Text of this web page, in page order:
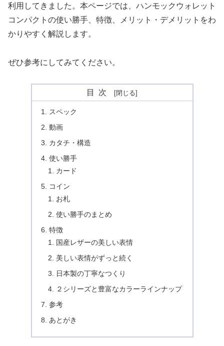
利用してきました。本ページでは、ハンモックウォレット
コンパクトの使い勝手、特徴、メリット・デメリットをわ
かりやすく解説します。
ぜひ参考にしてみてください。
目次
スペック
動画
カタチ・構造
使い勝手
カード
コイン
お札
使い勝手のまとめ
特徴
国産レザーの美しい表情
美しい表情がずっと続く
日本製の丁寧なつくり
２シリーズと豊富なカラーラインナップ
参考
あとがき